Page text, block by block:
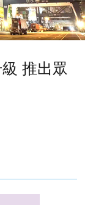
推出眾